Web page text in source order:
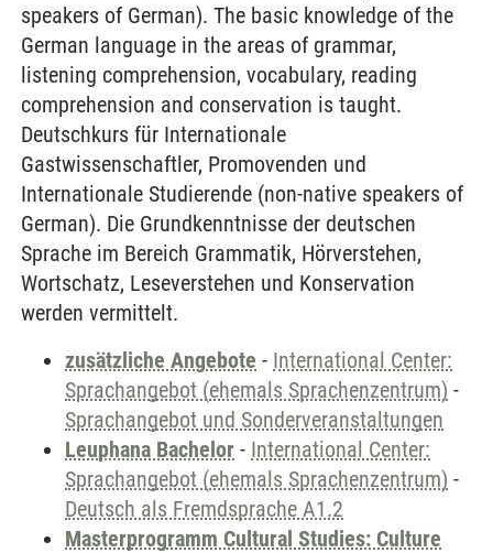
speakers of German). The basic knowledge of the
German language in the areas of grammar,
listening comprehension, vocabulary, reading
comprehension and conservation is taught.
Deutschkurs für Internationale
Gastwissenschaftler, Promovenden und
Internationale Studierende (non-native speakers of
German). Die Grundkenntnisse der deutschen
Sprache im Bereich Grammatik, Hörverstehen,
Wortschatz, Leseverstehen und Konservation
werden vermittelt.
zusätzliche Angebote - International Center:
Sprachangebot (ehemals Sprachenzentrum) -
Sprachangebot und Sonderveranstaltungen
Leuphana Bachelor - International Center:
Sprachangebot (ehemals Sprachenzentrum) -
Deutsch als Fremdsprache A1.2
Masterprogramm Cultural Studies: Culture